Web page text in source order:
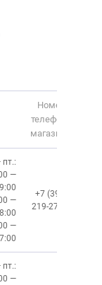
Номер
телефона
магазина
пт.:
—
—
—
+7 (391)
219-27-50
пт.:
—